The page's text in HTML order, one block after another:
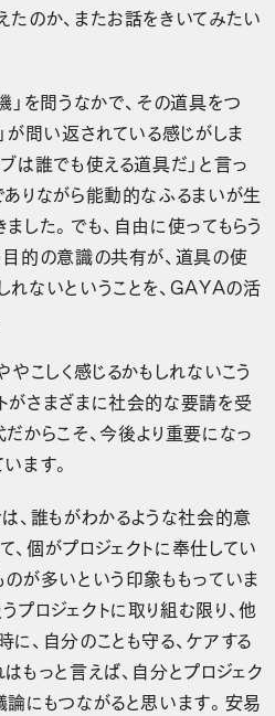
たのか、またお話をきいてみたい
」を問うなかで、その道具をつ
が問い返されている感じがしま
は誰でも使える道具だ」と言っ
りながら能動的なふるまいが生
した。でも、自由に使ってもらう
目的の意識の共有が、道具の使
れないということを、GAYAの活
やこしく感じるかもしれないこう
がさまざまに社会的な要請を受
からこそ、今後より重要になっ
ます。
、誰もがわかるような社会的意
個がプロジェクトに奉仕してい
が多いという印象ももっていま
ロジェクトに取り組む限り、他
、自分のことも守る、ケアする
もっと言えば、自分とプロジェク
論にもつながると思います。安易